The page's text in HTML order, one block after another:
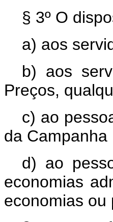
§ 3º O
a) aos
b) aos
Preços,
c) ao
da
d) ao
economias
economias ou